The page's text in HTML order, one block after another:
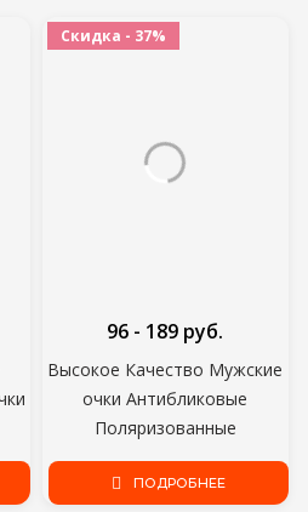
Очки Антибликовое Анти-
излучение
Скидка - 37%
Высокое Качество Мужские
очки Антибликовые
Поляризованные
Солнцезащитные Очки Очки
Очки Ночного Видения Очки
96 - 189 руб.
ПОДРОБНЕЕ